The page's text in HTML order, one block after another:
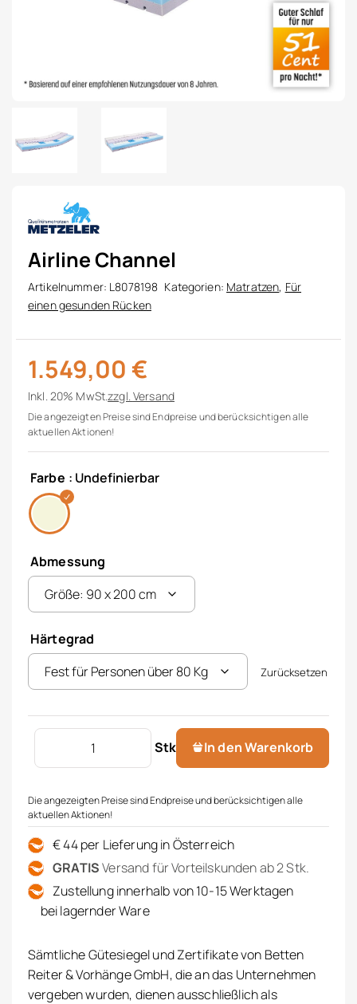
Airline Channel
Artikelnummer: L8078198 Kategorien: Matratzen, Für
einen gesunden Rücken
1.549,00 €
Inkl. 20% MwSt.zzgl. Versand
Die angezeigten Preise sind Endpreise und berücksichtigen alle
aktuellen Aktionen!
Farbe : Undefinierbar
Abmessung
Härtegrad
Zurücksetzen
Stk
Airline Channel Menge
In den Warenkorb
Die angezeigten Preise sind Endpreise und berücksichtigen alle
aktuellen Aktionen!
€ 44 per Lieferung in Österreich
GRATISVersand für Vorteilskunden ab 2 Stk.
Zustellung innerhalb von 10-15 Werktagen
bei lagernder Ware
Sämtliche Gütesiegel und Zertifikate von Betten
Reiter & Vorhänge GmbH, die an das Unternehmen
vergeben wurden, dienen ausschließlich als